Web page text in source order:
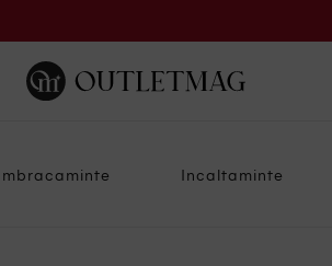
Incaltaminte